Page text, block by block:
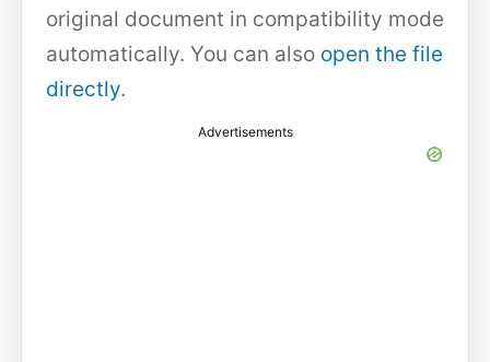
original document in compatibility mode
automatically. You can also open the file
directly.
Advertisements